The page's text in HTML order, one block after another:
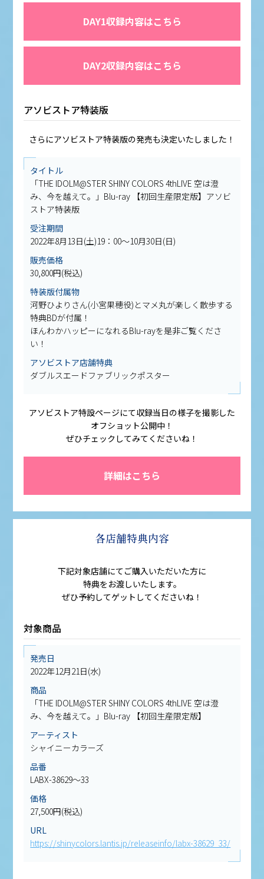
DAY1収録内容はこちら
DAY2収録内容はこちら
アソビストア特装版
さらにアソビストア特装版の発売も決定いたしました！
タイトル
「THE IDOLM@STER SHINY COLORS 4thLIVE 空は澄
み、今を越えて。」Blu-ray 【初回生産限定版】アソビ
ストア特装版
受注期間
2022年8月13日(土)19：00～10月30日(日)
販売価格
30,800円(税込)
特装版付属物
河野ひよりさん(小宮果穂役)とマメ丸が楽しく散歩する
特典BDが付属！
ほんわかハッピーになれるBlu-rayを是非ご覧くださ
い！
アソビストア店舗特典
ダブルスエードファブリックポスター
アソビストア特設ページにて収録当日の様子を撮影した
オフショット公開中！
ぜひチェックしてみてくださいね！
詳細はこちら
各店舗特典内容
下記対象店舗にてご購入いただいた方に
特典をお渡しいたします。
ぜひ予約してゲットしてくださいね！
対象商品
発売日
2022年12月21日(水)
商品
「THE IDOLM@STER SHINY COLORS 4thLIVE 空は澄
み、今を越えて。」Blu-ray 【初回生産限定版】
アーティスト
シャイニーカラーズ
品番
LABX-38629～33
価格
27,500円(税込)
URL
https://shinycolors.lantis.jp/releaseinfo/labx-38629_33/